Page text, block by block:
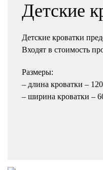
Детские
Детские кроватки
Входят в стоимость
Размеры:
– длина кроватки –
– ширина кроватки –